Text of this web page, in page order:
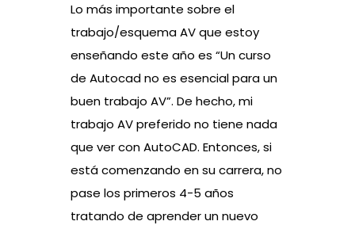
Lo más importante sobre el
trabajo/esquema AV que estoy
enseñando este año es “Un curso
de Autocad no es esencial para un
buen trabajo AV”. De hecho, mi
trabajo AV preferido no tiene nada
que ver con AutoCAD. Entonces, si
está comenzando en su carrera, no
pase los primeros 4-5 años
tratando de aprender un nuevo